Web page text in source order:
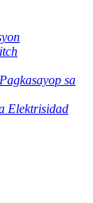
sa
Elektrisidad